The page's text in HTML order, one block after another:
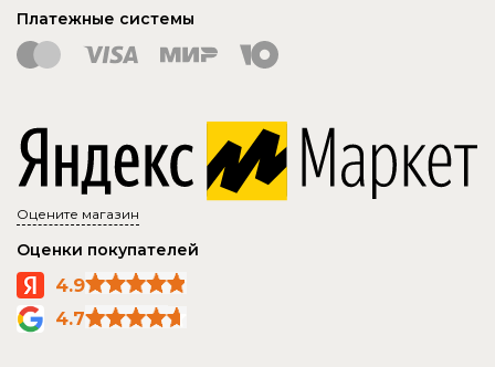
Платежные системы
Оцените магазин
Оценки покупателей
4.9
4.7